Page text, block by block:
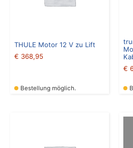
THULE Motor 12 V zu Lift
€ 368,95
Bestellung möglich.
€